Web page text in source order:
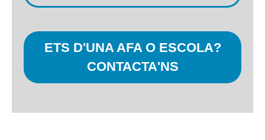
ETS D'UNA AFA O ESCOLA?
CONTACTA'NS